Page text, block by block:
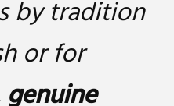
by tradition
or for
genuine